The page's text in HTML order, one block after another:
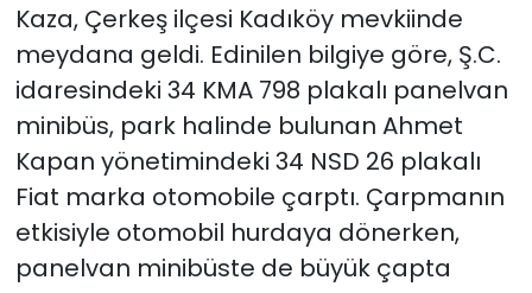
Kaza, Çerkeş ilçesi Kadıköy mevkiinde
meydana geldi. Edinilen bilgiye göre, Ş.C.
idaresindeki 34 KMA 798 plakalı panelvan
minibüs, park halinde bulunan Ahmet
Kapan yönetimindeki 34 NSD 26 plakalı
Fiat marka otomobile çarptı. Çarpmanın
etkisiyle otomobil hurdaya dönerken,
panelvan minibüste de büyük çapta